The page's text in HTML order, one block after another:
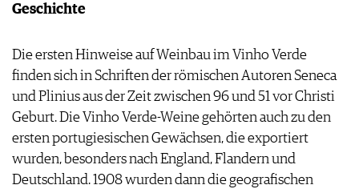
Geschichte
Die ersten Hinweise auf Weinbau im Vinho Verde
finden sich in Schriften der römischen Autoren Seneca
und Plinius aus der Zeit zwischen 96 und 51 vor Christi
Geburt. Die Vinho Verde-Weine gehörten auch zu den
ersten portugiesischen Gewächsen, die exportiert
wurden, besonders nach England, Flandern und
Deutschland. 1908 wurden dann die geografischen